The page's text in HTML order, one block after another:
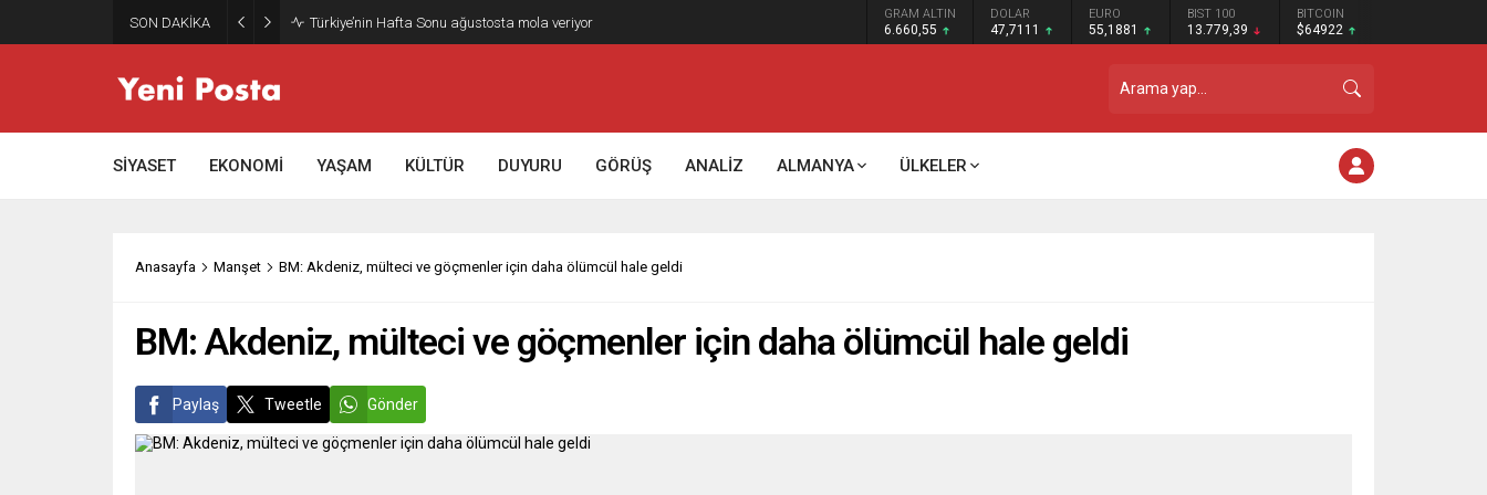
SON DAKİKA Gazze’nin geleceği: Teknokratik kontrol mü, kolonializm mi? GRAM ALTIN
6.660,55
DOLAR
47,7111
EURO
55,1881
BIST 100
13.779,39
BITCOIN
$64922
SİYASET EKONOMİ YAŞAM KÜLTÜR DUYURU GÖRÜŞ ANALİZ ALMANYA ÜLKELER
Anasayfa Manşet BM: Akdeniz, mülteci ve göçmenler için daha ölümcül hale geldi
BM: Akdeniz, mülteci ve göçmenler için daha ölümcül hale geldi
Paylaş Tweetle Gönder